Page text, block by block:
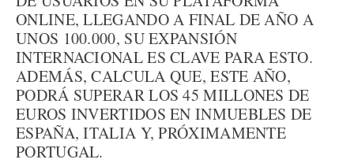
ONLINE, LLEGANDO A FINAL DE AÑO A
UNOS 100.000, SU EXPANSIÓN
INTERNACIONAL ES CLAVE PARA ESTO.
ADEMÁS, CALCULA QUE, ESTE AÑO,
PODRÁ SUPERAR LOS 45 MILLONES DE
EUROS INVERTIDOS EN INMUEBLES DE
ESPAÑA, ITALIA Y, PRÓXIMAMENTE
PORTUGAL.